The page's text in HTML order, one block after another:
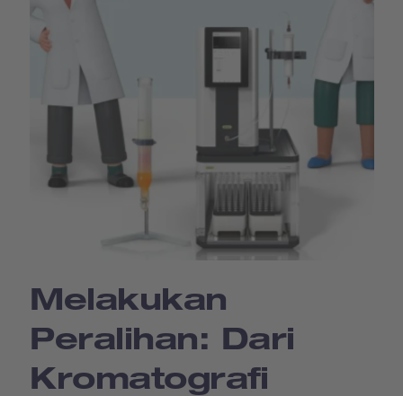
Melakukan
Peralihan: Dari
Kromatografi